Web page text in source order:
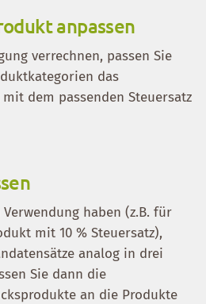
anpassen
verrechnen, passen Sie
das
dem passenden Steuersatz
Verwendung haben (z.B. für
mit 10 % Steuersatz),
analog in drei
Sie dann die
an die Produkte